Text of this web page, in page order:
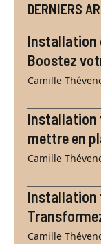
DERNIERS
Installation
Boostez
Camille
Installation
mettre en
Camille
Installation
Camille